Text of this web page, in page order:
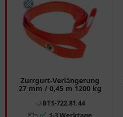
Zurrgurt-Verlängerung
27 mm / 0,45 m 1200 kg
BTS-722.81.44
✅